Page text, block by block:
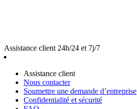
Assistance client 24h/24 et 7j/7
Assistance client
Nous contacter
Soumettre une demande d’entreprise
Confidentialité et sécurité